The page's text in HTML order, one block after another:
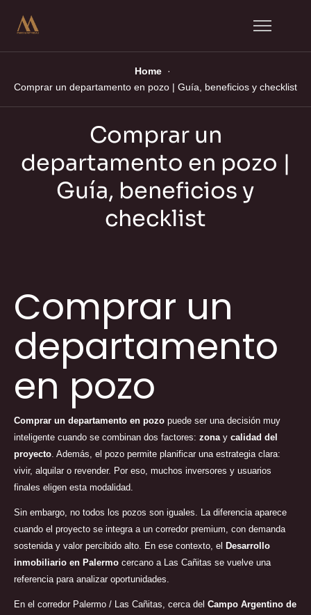
Home
Comprar un departamento en pozo | Guía, beneficios y checklist
Comprar un
departamento en pozo |
Guía, beneficios y
checklist
Comprar un
departamento
en pozo
Comprar un departamento en pozo puede ser una decisión muy
inteligente cuando se combinan dos factores: zonay calidad del
proyecto. Además, el pozo permite planificar una estrategia clara:
vivir, alquilar o revender. Por eso, muchos inversores y usuarios
finales eligen esta modalidad.
Sin embargo, no todos los pozos son iguales. La diferencia aparece
cuando el proyecto se integra a un corredor premium, con demanda
sostenida y valor percibido alto. En ese contexto, el Desarrollo
inmobiliario en Palermo cercano a Las Cañitas se vuelve una
referencia para analizar oportunidades.
En el corredor Palermo / Las Cañitas, cerca del Campo Argentino de